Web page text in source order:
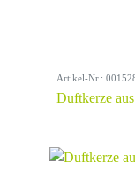
Artikel-Nr.:
Duftkerze